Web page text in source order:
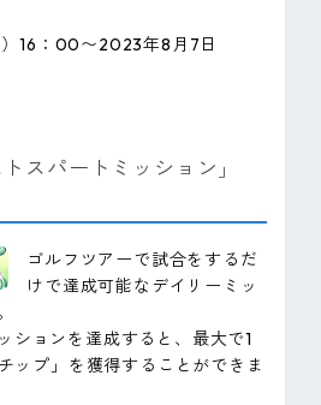
16：00〜2023年8月7日
スパートミッション」
ゴルフツアーで試合をするだ
けで達成可能なデイリーミッ
ションを達成すると、最大で1
ップ」を獲得することができま